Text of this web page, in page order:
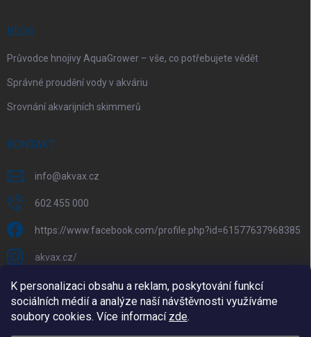
K personalizaci obsahu a reklam, poskytování funkcí
sociálních médií a analýze naší návštěvnosti využíváme
soubory cookies. Více informací zde.
BLOG
Průvodce hnojivy AquaGrower – vše, co potřebujete vědět
Správné proudění vody v akváriu
Srovnání akvarijních skimmerů
KONTAKT
info@akvax.cz
602 455 000
https://www.facebook.com/profile.php?id=61577637968385
akvax.cz/
602 455 000
@akvax_cz